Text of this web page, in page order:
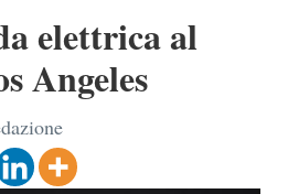
elettrica al
Angeles